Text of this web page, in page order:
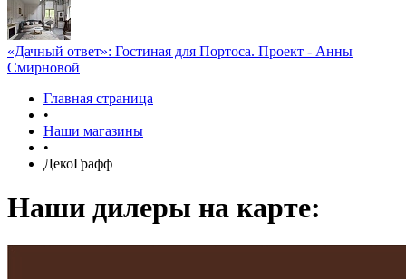
«Дачный ответ»: Гостиная для Портоса. Проект - Анны
Смирновой
Главная страница
•
Наши магазины
•
ДекоГрафф
Наши дилеры на карте: